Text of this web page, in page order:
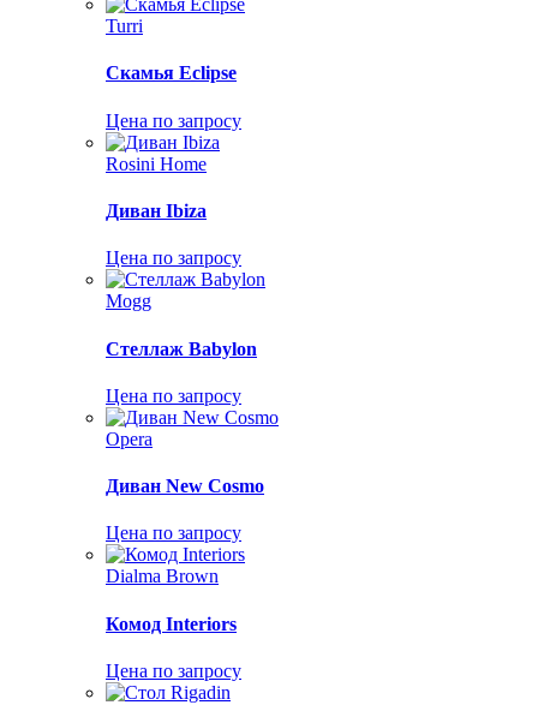
Turri
Скамья Eclipse
Цена по запросу
Rosini Home
Диван Ibiza
Цена по запросу
Mogg
Стеллаж Babylon
Цена по запросу
Opera
Диван New Cosmo
Цена по запросу
Dialma Brown
Комод Interiors
Цена по запросу